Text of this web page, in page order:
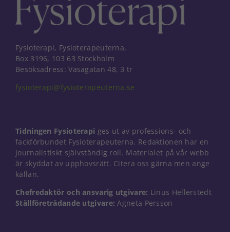
Fysioterapi, Fysioterapeuterna,
Box 3196, 103 63 Stockholm
Besöksadress: Vasagatan 48, 3 tr
fysioterapi@fysioterapeuterna.se
Tidningen Fysioterapi ges ut av professions- och
fackförbundet Fysioterapeuterna. Redaktionen har en
journalistiskt självständig roll. Materialet på vår webb
är skyddat av upphovsrätt. Citera oss gärna men ange
källan.
Chefredaktör och ansvarig utgivare: Linus Hellerstedt
Ställföreträdande utgivare: Agneta Persson